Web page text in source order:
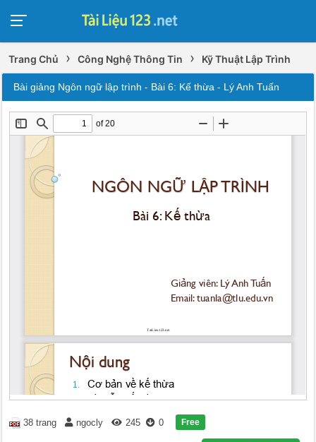
Trang Chủ › Công Nghệ Thông Tin › Kỹ Thuật Lập Trình
Bài giảng Ngôn ngữ lập trình - Bài 6: Kế thừa - Lý Anh Tuấn
38 trang ngocly 245 0 Free